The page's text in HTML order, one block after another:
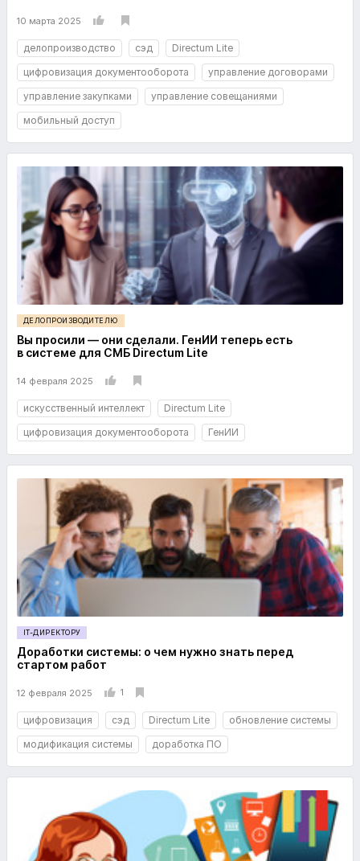
10 марта 2025
делопроизводство сэд
Directum Lite
цифровизация документооборота
управление договорами
управление закупками
управление совещаниями
мобильный доступ
ДЕЛОПРОИЗВОДИТЕЛЮ
Вы просили — они сделали. ГенИИ теперь есть
в системе для СМБ Directum Lite
14 февраля 2025
искусственный интеллект
Directum Lite
цифровизация документооборота
ГенИИ
IT-ДИРЕКТОРУ
Доработки системы: о чем нужно знать перед
стартом работ
12 февраля 2025 1
цифровизация сэд Directum Lite
обновление системы
модификация системы
доработка ПО